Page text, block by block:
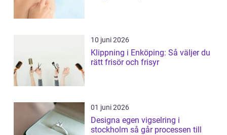
10 juni 2026
Klippning i Enköping: Så väljer du
rätt frisör och frisyr
01 juni 2026
Designa egen vigselring i
stockholm så går processen till